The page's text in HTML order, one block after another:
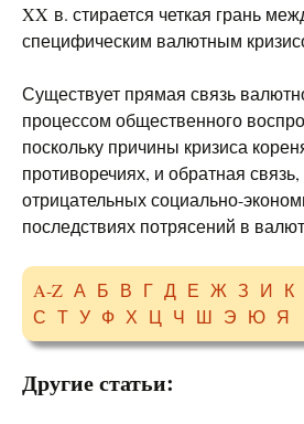
XX в. стирается четкая грань
специфическим валютным
Существует прямая связь
процессом общественного
поскольку причины кризиса
противоречиях, и обратная
отрицательных социально-
последствиях потрясений в
A-Z А Б В Г Д Е Ж З И К
С Т У Ф Х Ц Ч Ш Э Ю Я
Другие статьи: